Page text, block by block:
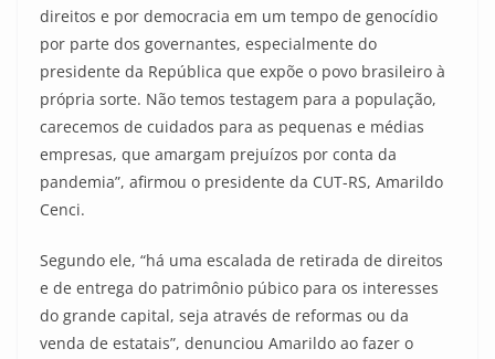
direitos e por democracia em um tempo de genocídio
por parte dos governantes, especialmente do
presidente da República que expõe o povo brasileiro à
própria sorte. Não temos testagem para a população,
carecemos de cuidados para as pequenas e médias
empresas, que amargam prejuízos por conta da
pandemia”, afirmou o presidente da CUT-RS, Amarildo
Cenci.
Segundo ele, “há uma escalada de retirada de direitos
e de entrega do patrimônio púbico para os interesses
do grande capital, seja através de reformas ou da
venda de estatais”, denunciou Amarildo ao fazer o